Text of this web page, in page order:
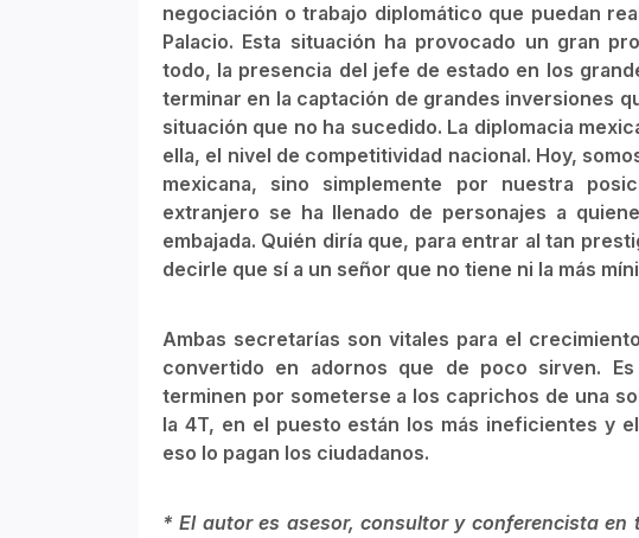
negociación o trabajo diplomático que puedan
Palacio. Esta situación ha provocado un gran
todo, la presencia del jefe de estado en los
terminar en la captación de grandes inversiones
situación que no ha sucedido. La diplomacia
ella, el nivel de competitividad nacional. Hoy,
mexicana, sino simplemente por nuestra
extranjero se ha llenado de personajes a
embajada. Quién diría que, para entrar al tan
decirle que sí a un señor que no tiene ni la más
Ambas secretarías son vitales para el
convertido en adornos que de poco sirven.
terminen por someterse a los caprichos de una
la 4T, en el puesto están los más ineficientes y
eso lo pagan los ciudadanos.
* El autor es asesor, consultor y conferencista en